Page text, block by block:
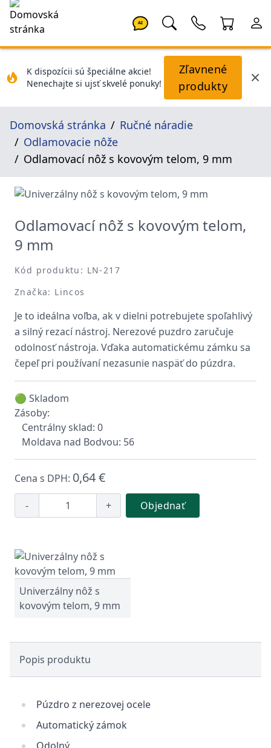
AI
K dispozícii sú špeciálne akcie!
Nenechajte si ujsť skvelé ponuky!
Zľavnené
produkty
Domovská stránka
Ručné náradie
Odlamovacie nôže
Odlamovací nôž s kovovým telom, 9 mm
Odlamovací nôž s kovovým telom,
9 mm
Kód produktu: LN-217
Značka: Lincos
Je to ideálna voľba, ak v dielni potrebujete spoľahlivý
a silný rezací nástroj. Nerezové puzdro zaručuje
odolnosť nástroja. Vďaka automatickému zámku sa
čepeľ pri používaní nezasunie naspäť do púzdra.
🟢 Skladom
Zásoby:
Centrálny sklad: 0
Moldava nad Bodvou: 56
Cena s DPH: 0,64 €
- + Objednať
Univerzálny nôž s
kovovým telom, 9 mm
Popis produktu
Púzdro z nerezovej ocele
Automatický zámok